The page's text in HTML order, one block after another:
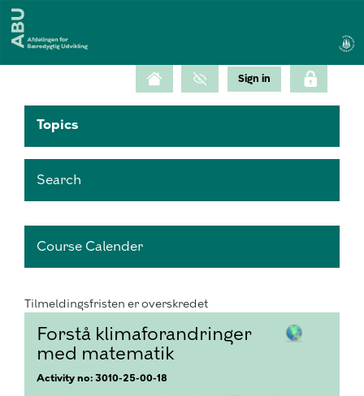
Topics
Search
Course Calender
Tilmeldingsfristen er overskredet
Forstå klimaforandringer
med matematik
Activity no: 3010-25-00-18